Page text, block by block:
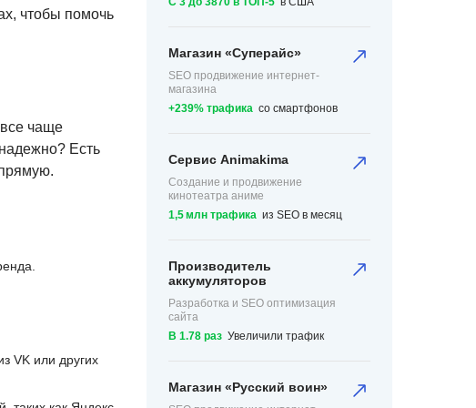
чтобы помочь
чаще
Есть
VK или других
Магазин «Суперайс»
SEO продвижение интернет-
магазина
+239% трафика со смартфонов
Сервис Animakima
Создание и продвижение
кинотеатра аниме
1,5 млн трафика из SEO в месяц
Производитель
аккумуляторов
Разработка и SEO оптимизация
сайта
В 1.78 раз Увеличили трафик
Магазин «Русский воин»